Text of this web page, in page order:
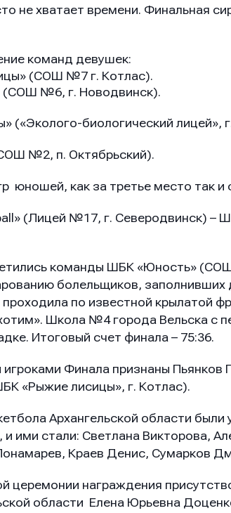
не хватает времени. Финальная
команд девушек:
(СОШ №7 г. Котлас).
№6, г. Новодвинск).
(«Эколого-биологический лицей»,
№2, п. Октябрьский).
юношей, как за третье место так и
(Лицей №17, г. Северодвинск) –
команды ШБК «Юность»
болельщиков,
проходила по известной крылатой
Школа №4 города Вельска с
Итоговый счет финала – 75:36.
Финала признаны
«Рыжие лисицы», г. Котлас).
Архангельской области
ими стали: Светлана Викторова,
Краев Денис, Сумарков
церемонии награждения
области Елена Юрьевна
Отправить
кнопку “Отправить”, вы
Отправить
кнопку “Отправить”, вы
Отправить
кнопку “Отправить”, вы